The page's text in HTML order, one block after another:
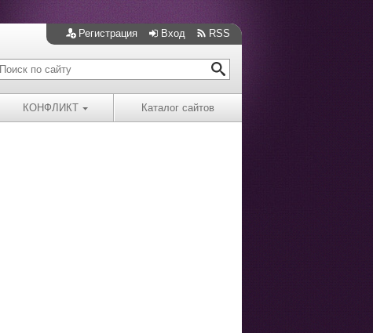
Регистрация Вход RSS
КОНФЛИКТ Каталог сайтов